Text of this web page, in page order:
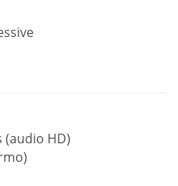
(audio HD)